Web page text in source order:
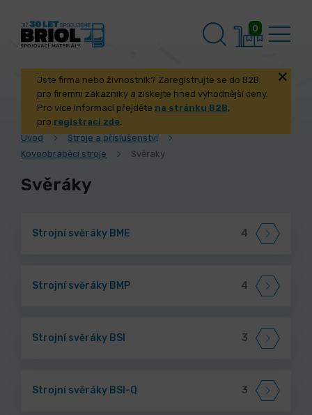
0
Jste firma nebo živnostník? Zaregistrujte se do B2B
pro firemní zákazníky a získejte hned výhodnější ceny.
Pro více informací přejděte na stránku B2B,
pro registraci zde.
Úvod
Stroje a příslušenství
Kovoobráběcí stroje
Svěráky
Svěráky
Strojní svěráky BME 4
Strojní svěráky BMP 4
Strojní svěráky BSI 3
Strojní svěráky BSI-Q 3